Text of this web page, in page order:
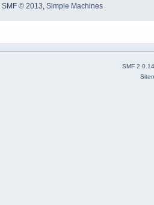
SMF © 2013 Simple Machines
SMF 2.0.14